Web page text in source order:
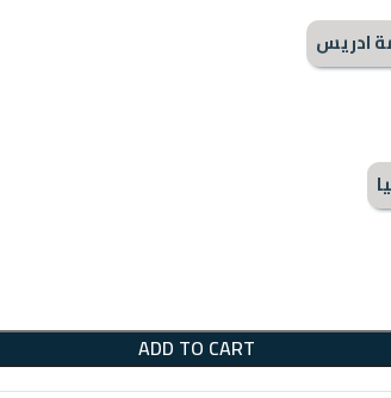
ادريس
ADD TO CART